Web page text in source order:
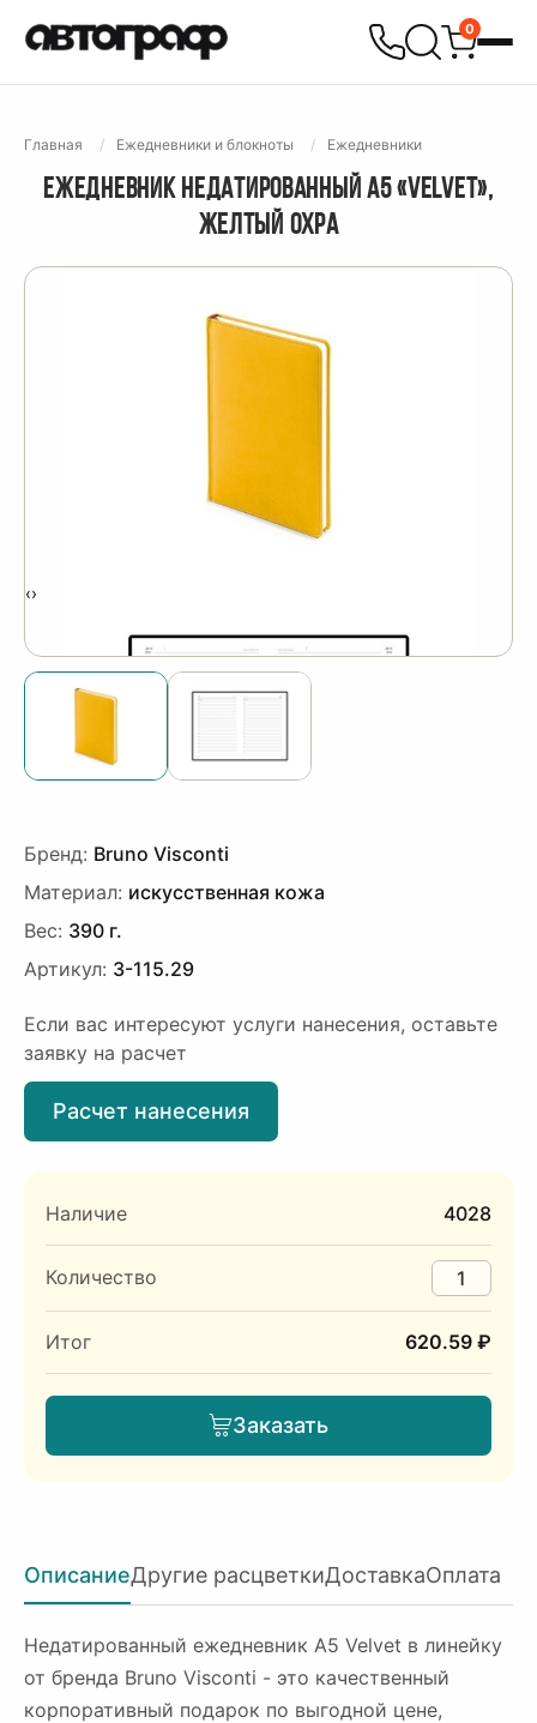
0
Главная Ежедневники и блокноты Ежедневники
ЕЖЕДНЕВНИК НЕДАТИРОВАННЫЙ А5 «VELVET»,
ЖЕЛТЫЙ ОХРА
‹›
Бренд: Bruno Visconti
Материал: искусственная кожа
Вес: 390 г.
Артикул: 3-115.29
Если вас интересуют услуги нанесения, оставьте
заявку на расчет
Расчет нанесения
Наличие 4028
Количество
Итог 620.59 ₽
Заказать
ОписаниеДругие расцветкиДоставкаОплата
Недатированный ежедневник A5 Velvet в линейку
от бренда Bruno Visconti - это качественный
корпоративный подарок по выгодной цене,